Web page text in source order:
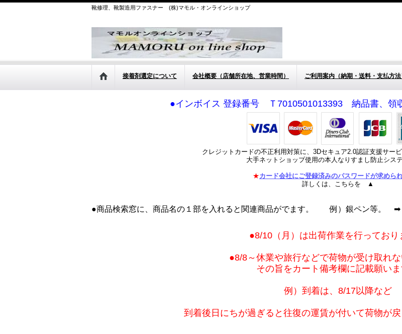
靴修理、靴製造用ファスナー (株)マモル・オンラインショップ
接着剤選定について 会社概要（店舗所在地、営業時間） ご利用案内（納期・送料・支払方法
●インボイス 登録番号 Ｔ7010501013393 納品書、領
クレジットカードの不正利用対策に、3Dセキュア2.0認証支援サー
大手ネットショップ使用の本人なりすまし防止システ
★カード会社にご登録済みのパスワードが求められ
詳しくは、こちらを ▲
●商品検索窓に、商品名の１部を入れると関連商品がでます。 例）銀ペン等。 ➡
●8/10（月）は出荷作業を行っており
●8/8～休業や旅行などで荷物が受け取れな
その旨をカート備考欄に記載願いま
例）到着は、8/17以降など
到着後日にちが過ぎると往復の運賃が付いて荷物が戻